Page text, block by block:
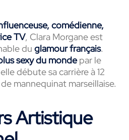
comédienne,
TV, Clara Morgane est
du glamour français.
sexy du mondepar le
débute sa carrière à 12
mannequinat marseillaise.
Artistique